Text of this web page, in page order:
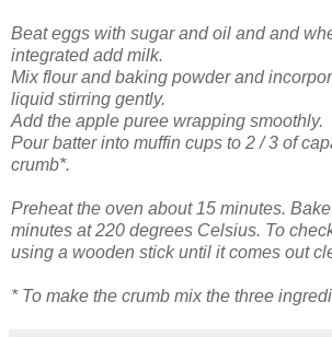
Beat eggs with sugar and oil and and
integrated addmilk.
Mix flour and baking powder and
liquid stirring gently.
Add the apple puree wrapping smoothly.
Pour batter into muffin cups to 2 / 3 of
crumb*.
Preheat the oven about 15 minutes. Bake
minutes at 220 degrees Celsius. To
using a wooden stick until it comes out
* To make the crumb mix the three